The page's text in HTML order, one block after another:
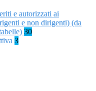
e autorizzati ai
e non dirigenti) (da
30
3